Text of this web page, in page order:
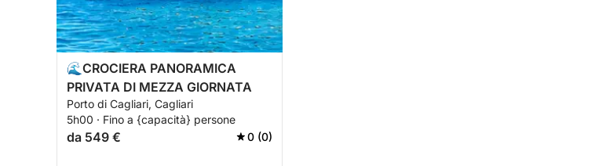
🌊CROCIERA PANORAMICA
PRIVATA DI MEZZA GIORNATA
Porto di Cagliari, Cagliari
5h00 · Fino a {capacità} persone
da 549 € 0 (0)